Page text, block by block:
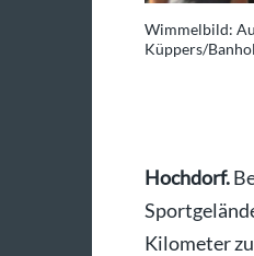
Wimmelbild:
Küppers/
Hochdorf.
Kilometer